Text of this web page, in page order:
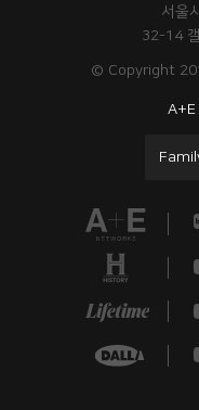
서울
32-14
© Copyright